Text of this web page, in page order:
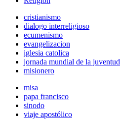
cristianismo
dialogo interreligioso
ecumenismo
evangelizacion
iglesia catolica
jornada mundial de la juventud
misionero
misa
papa francisco
sinodo
viaje apostólico